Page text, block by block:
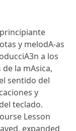
y melodA-as
a los
la mAsica,
sentido del
y
teclado.
Lesson
expanded